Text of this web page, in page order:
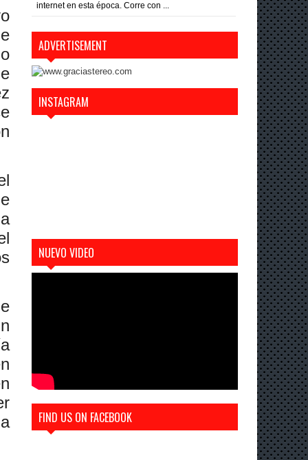
internet en esta época. Corre con ...
ADVERTISEMENT
INSTAGRAM
NUEVO VIDEO
FIND US ON FACEBOOK